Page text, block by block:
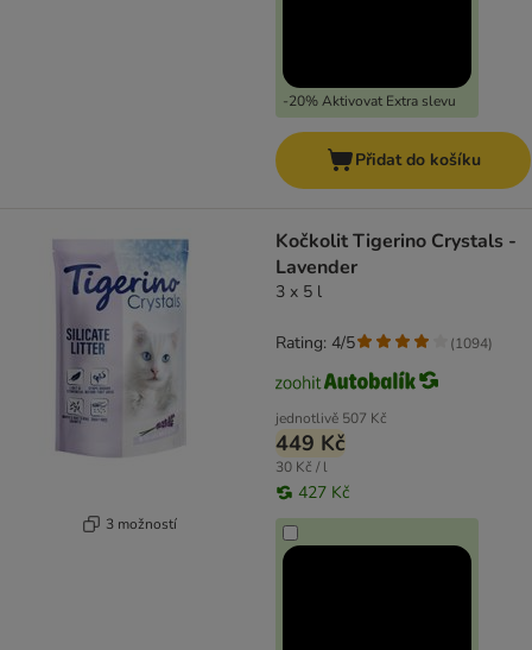
-20% Aktivovat Extra slevu
Přidat do košíku
3 možností
Kočkolit Tigerino Crystals -
Lavender
3 x 5 l
jednotlivě 507 Kč
449 Kč
30 Kč / l
427 Kč
Rating: 4/5 (1094)